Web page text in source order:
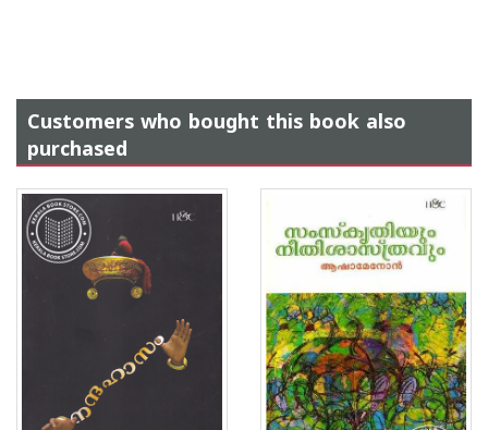
Customers who bought this book also
purchased